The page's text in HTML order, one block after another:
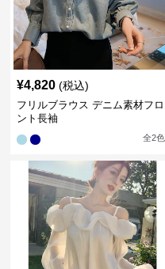
¥4,820 (税込)
フリルブラウス デニム素材フロ
ント長袖
全2色